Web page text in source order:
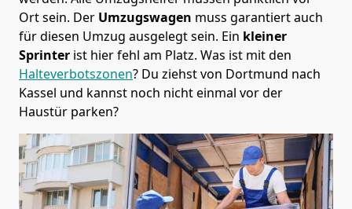
Ort sein. Der Umzugswagen muss garantiert auch
für diesen Umzug ausgelegt sein. Ein kleiner
Sprinter ist hier fehl am Platz. Was ist mit den
Halteverbotszonen? Du ziehst von Dortmund nach
Kassel und kannst noch nicht einmal vor der
Haustür parken?